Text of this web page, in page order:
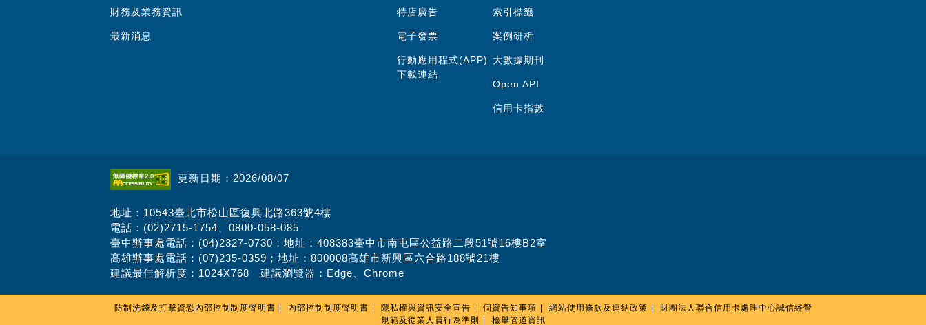
財務及業務資訊
最新消息
特店廣告
電子發票
行動應用程式(APP)
下載連結
索引標籤
案例研析
大數據期刊
Open API
信用卡指數
更新日期：2026/08/07
地址：10543臺北市松山區復興北路363號4樓
電話：(02)2715-1754、0800-058-085
臺中辦事處電話：(04)2327-0730；地址：408383臺中市南屯區公益路二段51號16樓B2室
高雄辦事處電話：(07)235-0359；地址：800008高雄市新興區六合路188號21樓
建議最佳解析度：1024X768 建議瀏覽器：Edge、Chrome
防制洗錢及打擊資恐內部控制制度聲明書 內部控制制度聲明書 隱私權與資訊安全宣告 個資告知事項 網站使用條款及連結政策
財團法人聯合信用卡處理中心誠信經營
規範及從業人員行為準則
檢舉管道資訊